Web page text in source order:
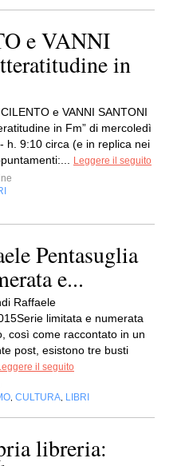
e VANNI
in
e VANNI SANTONI
in Fm” di mercoledì
h. 9:10 circa (e in replica nei
Leggere il seguito
Pentasuglia
e...
Raffaele
limitata e numerata
così come raccontato in un
post, esistono tre busti
il seguito
CULTURA LIBRI
libreria: